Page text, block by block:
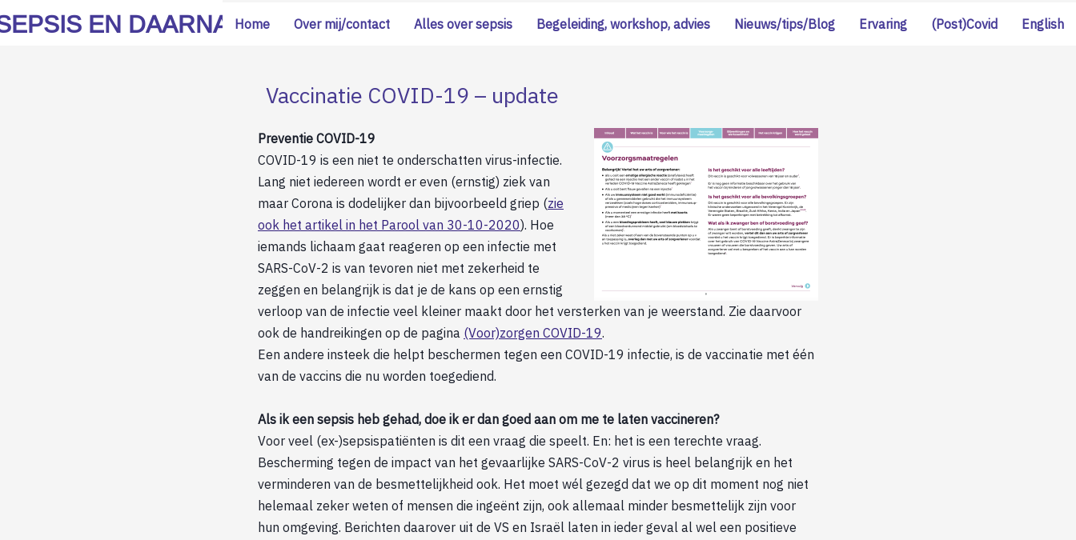
Vaccinatie COVID-19 – update
Preventie COVID-19
COVID-19 is een niet te onderschatten virus-infectie.
Lang niet iedereen wordt er even (ernstig) ziek van
maar Corona is dodelijker dan bijvoorbeeld griep (zie
ook het artikel in het Parool van 30-10-2020). Hoe
iemands lichaam gaat reageren op een infectie met
SARS-CoV-2 is van tevoren niet met zekerheid te
zeggen en belangrijk is dat je de kans op een ernstig
verloop van de infectie veel kleiner maakt door het versterken van je weerstand. Zie daarvoor
ook de handreikingen op de pagina (Voor)zorgen COVID-19.
Een andere insteek die helpt beschermen tegen een COVID-19 infectie, is de vaccinatie met één
van de vaccins die nu worden toegediend.
Als ik een sepsis heb gehad, doe ik er dan goed aan om me te laten vaccineren?
Voor veel (ex-)sepsispatiënten is dit een vraag die speelt. En: het is een terechte vraag.
Bescherming tegen de impact van het gevaarlijke SARS-CoV-2 virus is heel belangrijk en het
verminderen van de besmettelijkheid ook. Het moet wél gezegd dat we op dit moment nog niet
helemaal zeker weten of mensen die ingeënt zijn, ook allemaal minder besmettelijk zijn voor
hun omgeving. Berichten daarover uit de VS en Israël laten in ieder geval al wel een positieve
EN DAARNA Home Over mij/contact Alles over sepsis Begeleiding, workshop, advies Nieuws/tips/Blog Ervaring (Post)Covid English